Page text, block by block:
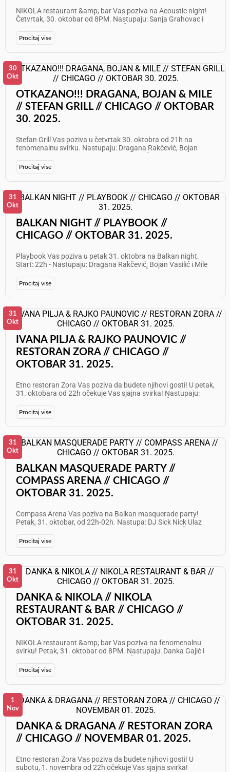
NIKOLA restaurant &amp; bar Vas poziva na Acoustic night!
Četvrtak, 30. oktobar od 8PM. Nastupaju: Sanja Grahovac i
Procitaj vise
OTKAZANO!!! DRAGANA, BOJAN & MILE
// STEFAN GRILL // CHICAGO // OKTOBAR
30. 2025.
Stefan Grill Vas poziva u četvrtak 30. oktobra od 21h na
fenomenalnu svirku. Nastupaju: Dragana Rakčević, Bojan
provod!
Procitaj vise
30
Okt
BALKAN NIGHT // PLAYBOOK //
CHICAGO // OKTOBAR 31. 2025.
Playbook Vas poziva u petak 31. oktobra na Balkan night.
Start: 22h - Nastupaju: Dragana Rakčević, Bojan Vasilić i Mile
provod!
Procitaj vise
31
Okt
IVANA PILJA & RAJKO PAUNOVIC //
RESTORAN ZORA // CHICAGO //
OKTOBAR 31. 2025.
Etno restoran Zora Vas poziva da budete njihovi gosti! U petak,
31. oktobara od 22h očekuje Vas sjajna svirka! Nastupaju:
odličan provod!
Procitaj vise
31
Okt
BALKAN MASQUERADE PARTY //
COMPASS ARENA // CHICAGO //
OKTOBAR 31. 2025.
Compass Arena Vas poziva na Balkan masquerade party!
Petak, 31. oktobar, od 22h-02h. Nastupa: DJ Sick Nick Ulaz
Vam odličan provod!
Procitaj vise
31
Okt
DANKA & NIKOLA // NIKOLA
RESTAURANT & BAR // CHICAGO //
OKTOBAR 31. 2025.
NIKOLA restaurant &amp; bar Vas poziva na fenomenalnu
svirku! Petak, 31. oktobar od 8PM. Nastupaju: Danka Gajić i
provod!
Procitaj vise
31
Okt
DANKA & DRAGANA // RESTORAN ZORA
// CHICAGO // NOVEMBAR 01. 2025.
Etno restoran Zora Vas poziva da budete njihovi gosti! U
subotu, 1. novembra od 22h očekuje Vas sjajna svirka!
1
Nov